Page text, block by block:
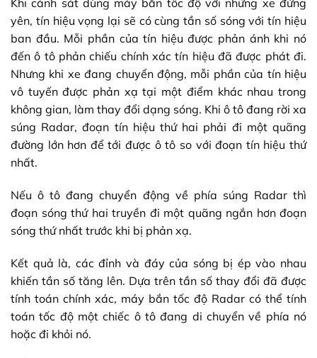
Khi cảnh sát dùng máy bắn tốc độ với những xe đứng
yên, tín hiệu vọng lại sẽ có cùng tần số sóng với tín hiệu
ban đầu. Mỗi phần của tín hiệu được phản ánh khi nó
đến ô tô phản chiếu chính xác tín hiệu đã được phát đi.
Nhưng khi xe đang chuyển động, mỗi phần của tín hiệu
vô tuyến được phản xạ tại một điểm khác nhau trong
không gian, làm thay đổi dạng sóng. Khi ô tô đang rời xa
súng Radar, đoạn tín hiệu thứ hai phải đi một quãng
đường lớn hơn để tới được ô tô so với đoạn tín hiệu thứ
nhất.
Nếu ô tô đang chuyển động về phía súng Radar thì
đoạn sóng thứ hai truyền đi một quãng ngắn hơn đoạn
sóng thứ nhất trước khi bị phản xạ.
Kết quả là, các đỉnh và đáy của sóng bị ép vào nhau
khiến tần số tăng lên. Dựa trên tần số thay đổi đã được
tính toán chính xác, máy bắn tốc độ Radar có thể tính
toán tốc độ một chiếc ô tô đang di chuyển về phía nó
hoặc đi khỏi nó.